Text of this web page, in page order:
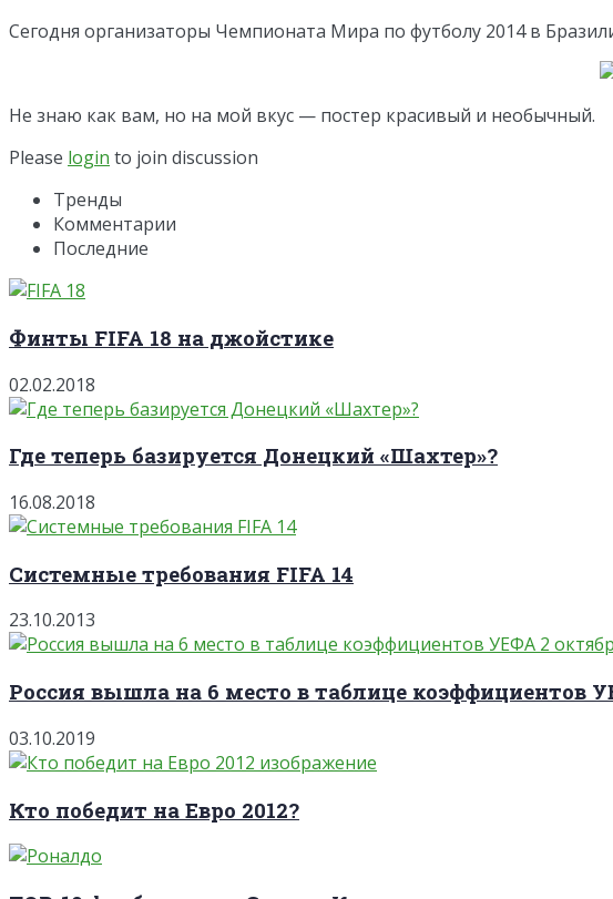
Сегодня организаторы Чемпионата Мира по футболу 2014 в
Не знаю как вам, но на мой вкус — постер красивый и необычный.
Please login to join discussion
Тренды
Комментарии
Последние
Финты FIFA 18 на джойстике
02.02.2018
Где теперь базируется Донецкий «Шахтер»?
16.08.2018
Системные требования FIFA 14
23.10.2013
Россия вышла на 6 место в таблице коэффициентов
03.10.2019
Кто победит на Евро 2012?